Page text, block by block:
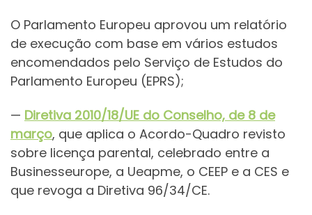
O Parlamento Europeu aprovou um relatório
de execução com base em vários estudos
encomendados pelo Serviço de Estudos do
Parlamento Europeu (EPRS);
— Diretiva 2010/18/UE do Conselho, de 8 de
março, que aplica o Acordo-Quadro revisto
sobre licença parental, celebrado entre a
Businesseurope, a Ueapme, o CEEP e a CES e
que revoga a Diretiva 96/34/CE.